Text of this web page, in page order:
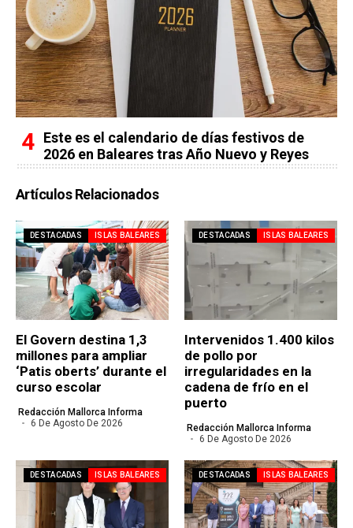
Este es el calendario de días festivos de
2026 en Baleares tras Año Nuevo y Reyes
Artículos Relacionados
DESTACADAS ISLAS BALEARES
El Govern destina 1,3
millones para ampliar
‘Patis oberts’ durante el
curso escolar
Redacción Mallorca Informa
6 De Agosto De 2026
DESTACADAS ISLAS BALEARES
Intervenidos 1.400 kilos
de pollo por
irregularidades en la
cadena de frío en el
puerto
Redacción Mallorca Informa
6 De Agosto De 2026
DESTACADAS ISLAS BALEARES DESTACADAS ISLAS BALEARES